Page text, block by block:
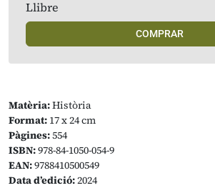
Matèria:Història
Format: 17 x 24 cm
Pàgines:554
ISBN:978-84-1050-054-9
EAN:9788410500549
Data d’edició:2024
Llibre
COMPRAR